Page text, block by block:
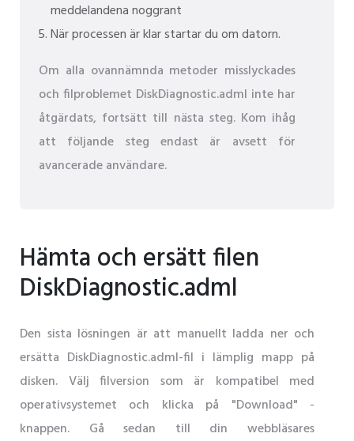
meddelandena noggrant
När processen är klar startar du om datorn.
Om alla ovannämnda metoder misslyckades
och filproblemet DiskDiagnostic.adml inte har
åtgärdats, fortsätt till nästa steg. Kom ihåg
att följande steg endast är avsett för
avancerade användare.
Hämta och ersätt filen
DiskDiagnostic.adml
Den sista lösningen är att manuellt ladda ner och
ersätta DiskDiagnostic.adml-fil i lämplig mapp på
disken. Välj filversion som är kompatibel med
operativsystemet och klicka på "Download" -
knappen. Gå sedan till din webbläsares